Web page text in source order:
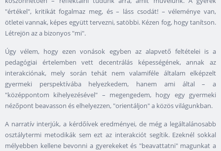
"értékel", kritikát fogalmaz meg, és – láss csodát! – véleménye van,
ötletei vannak, képes együtt tervezni, satöbbi. Kézen fog, hogy tanítson.
Létrejön az a bizonyos "mi".
Úgy vélem, hogy ezen vonások egyben az alapvető feltételei is a
pedagógiai értelemben vett decentrálás képességének, annak az
interakciónak, mely során tehát nem valamiféle általam elképzelt
gyermeki perspektívába helyezkedem, hanem ami által – a
"középpontom kihelyezésével" – megengedem, hogy egy gyermeki
nézőpont beavasson és elhelyezzen, "orientáljon" a közös világunkban.
A narratív interjúk, a kérdőívek eredményei, de még a legáltalánosabb
osztálytermi metodikák sem ezt az interakciót segítik. Ezeknél sokkal
mélyebben kellene bevonni a gyerekeket és "beavattatni" magunkat a